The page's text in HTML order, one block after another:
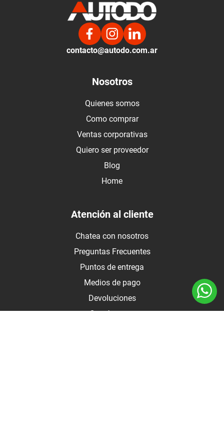
contacto@autodo.com.ar
Nosotros
Quienes somos
Como comprar
Ventas corporativas
Quiero ser proveedor
Blog
Home
Atención al cliente
Chatea con nosotros
Preguntas Frecuentes
Puntos de entrega
Medios de pago
Devoluciones
Contáctanos